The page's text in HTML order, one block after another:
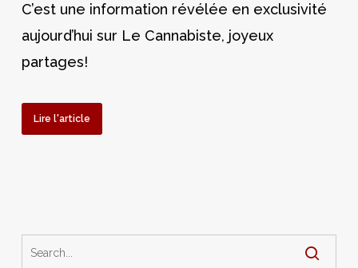
C’est une information révélée en exclusivité
aujourd’hui sur Le Cannabiste, joyeux
partages!
Lire l'article